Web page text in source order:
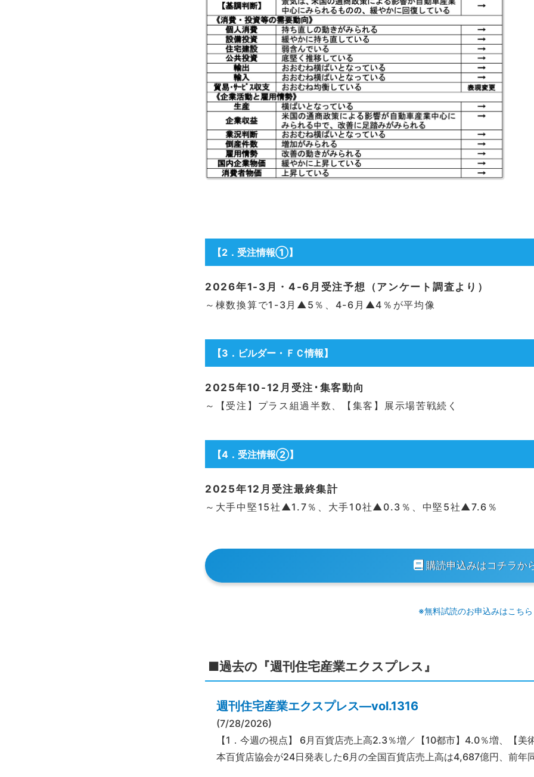
【2 ． 受注情報①】
2026年1-3月・4-6月受注予想（アンケート調査より）
～棟数換算で1-3月▲5％、4-6月▲4％が平均像
【3 ． ビルダー・ＦＣ情報】
2025年10-12月受注･集客動向
～【受注】プラス組過半数、【集客】展示場苦戦続く
【4 ． 受注情報②】
2025年12月受注最終集計
～大手中堅15社▲1.7％、大手10社▲0.3％、中堅5社▲7.6％
購読申込みはコチラか
※無料試読のお申込みはこちら
■過去の『週刊住宅産業エクスプレス』
週刊住宅産業エクスプレス―vol.1316
(7/28/2026)
【1．今週の視点】 6月百貨店売上高2.3％増／【10都市】4.0％増
本百貨店協会が24日発表した6月の全国百貨店売上高は4,687億円、前年